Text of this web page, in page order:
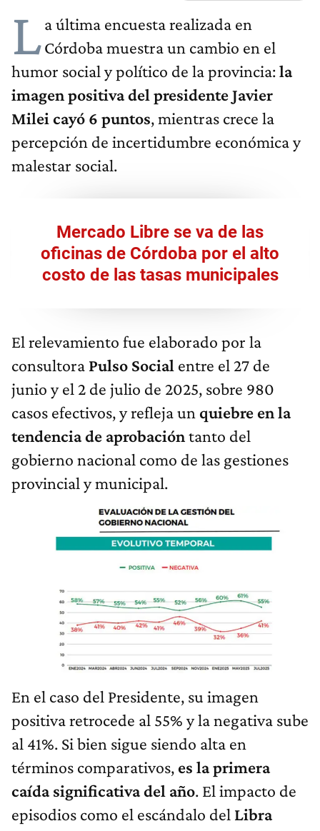
La última encuesta realizada en
Córdoba muestra un cambio en el
humor social y político de la provincia:la
imagen positiva del presidente Javier
Milei cayó 6 puntos, mientras crece la
percepción de incertidumbre económica y
malestar social.
Mercado Libre se va de las
oficinas de Córdoba por el alto
costo de las tasas municipales
El relevamiento fue elaborado por la
consultora Pulso Social entre el 27 de
junio y el 2 de julio de 2025, sobre 980
casos efectivos, y refleja un quiebre en la
tendencia de aprobacióntanto del
gobierno nacional como de las gestiones
provincial y municipal.
En el caso del Presidente, su imagen
positiva retrocede al 55% y la negativa sube
al 41%. Si bien sigue siendo alta en
términos comparativos, es la primera
caída significativa del año. El impacto de
episodios como el escándalo del Libra